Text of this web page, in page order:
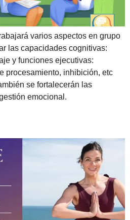
varios aspectos en grupo
las capacidades cognitivas:
y funciones ejecutivas:
procesamiento, inhibición, etc
se fortalecerán las
emocional.